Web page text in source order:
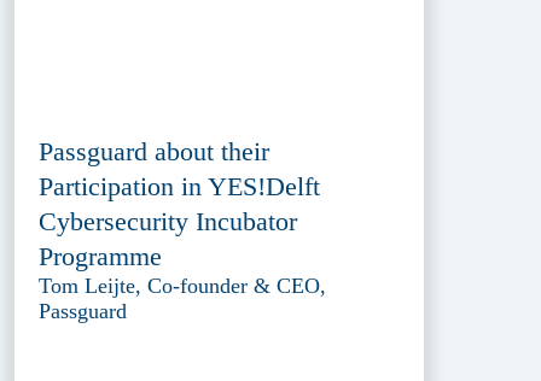
Passguard about their
Participation in YES!Delft
Cybersecurity Incubator
Programme
Tom Leijte, Co-founder & CEO,
Passguard